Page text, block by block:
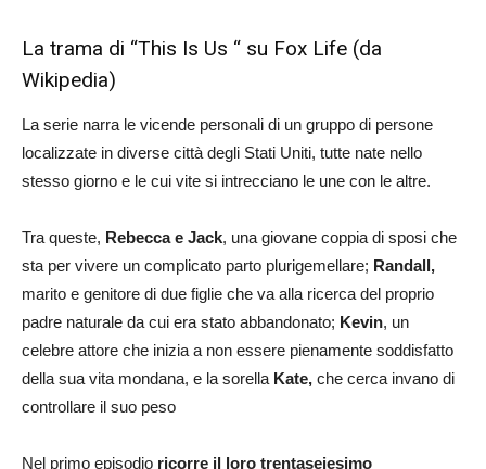
La trama di “This Is Us “ su Fox Life (da
Wikipedia)
La serie narra le vicende personali di un gruppo di persone
localizzate in diverse città degli Stati Uniti, tutte nate nello
stesso giorno e le cui vite si intrecciano le une con le altre.
Tra queste, Rebecca e Jack, una giovane coppia di sposi che
sta per vivere un complicato parto plurigemellare; Randall,
marito e genitore di due figlie che va alla ricerca del proprio
padre naturale da cui era stato abbandonato; Kevin, un
celebre attore che inizia a non essere pienamente soddisfatto
della sua vita mondana, e la sorella Kate, che cerca invano di
controllare il suo peso
Nel primo episodio ricorre il loro trentaseiesimo